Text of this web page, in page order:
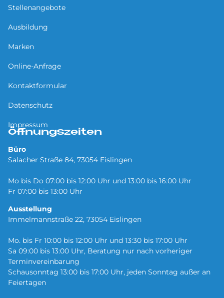
Stellenangebote
Ausbildung
Marken
Online-Anfrage
Kontaktformular
Datenschutz
Impressum
Öffnungszeiten
Büro
Salacher Straße 84, 73054 Eislingen
Mo bis Do 07:00 bis 12:00 Uhr und 13:00 bis 16:00 Uhr
Fr 07:00 bis 13:00 Uhr
Ausstellung
Immelmannstraße 22, 73054 Eislingen
Mo. bis Fr 10:00 bis 12:00 Uhr und 13:30 bis 17:00 Uhr
Sa 09:00 bis 13:00 Uhr, Beratung nur nach vorheriger
Terminvereinbarung
Schausonntag 13:00 bis 17:00 Uhr, jeden Sonntag außer an
Feiertagen